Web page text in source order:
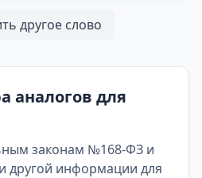
другое слово
аналогов для
законам №168-ФЗ и
другой информации для